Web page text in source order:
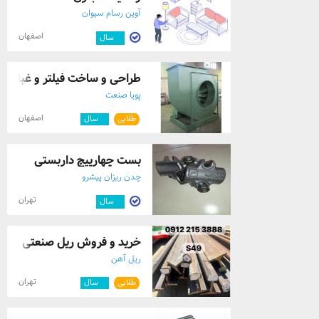
آوین رسام سیوان
سال اصفهان
طراحی و ساخت فیلتر و
پویا صنعت
طلایی سال اصفهان
بست چهارپیچ داربستی
چدن ریزان پیشرو
سال تهران
خرید و فروش ریل صنعتی
ریل آهن
طلایی سال تهران